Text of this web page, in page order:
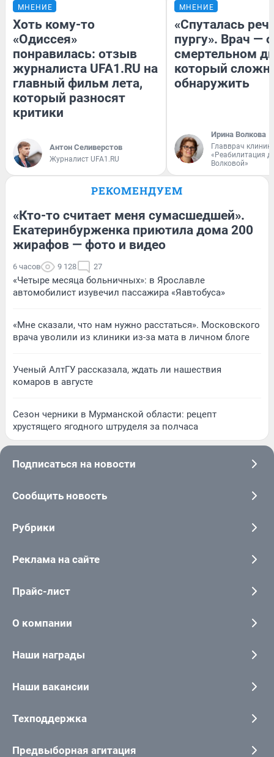
МНЕНИЕ
Хоть кому-то
«Одиссея»
понравилась: отзыв
журналиста UFA1.RU на
главный фильм лета,
который разносят
критики
Антон Селиверстов
Журналист UFA1.RU
МНЕНИЕ
«Спуталась
пургу». Врач — о
смертельном
который
обнаружить
Ирина Волкова
Главврач
«Реабилитация
Волковой»
РЕКОМЕНДУЕМ
«Кто-то считает меня сумасшедшей».
Екатеринбурженка приютила дома 200
жирафов — фото и видео
6 часов 9 128 27
«Четыре месяца больничных»: в Ярославле
автомобилист изувечил пассажира «Яавтобуса»
«Мне сказали, что нам нужно расстаться». Московского
врача уволили из клиники из-за мата в личном блоге
Ученый АлтГУ рассказала, ждать ли нашествия
комаров в августе
Сезон черники в Мурманской области: рецепт
хрустящего ягодного штруделя за полчаса
Подписаться на новости
Сообщить новость
Рубрики
Реклама на сайте
Прайс-лист
О компании
Наши награды
Наши вакансии
Техподдержка
Предвыборная агитация